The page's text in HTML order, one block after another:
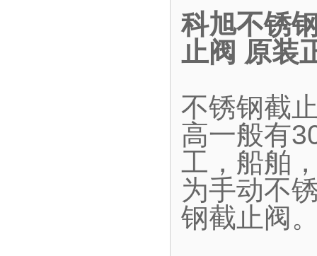
科旭不锈
止阀 原装
不锈钢截
高一般有
工，船舶
为手动不
钢截止阀